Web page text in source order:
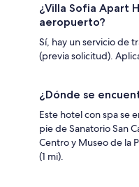
¿Villa Sofia Apart
aeropuerto?
Sí, hay un servicio de
(previa solicitud).
¿Dónde se
Este hotel con spa se
pie de Sanatorio San
Centro y Museo de la
(1 mi).